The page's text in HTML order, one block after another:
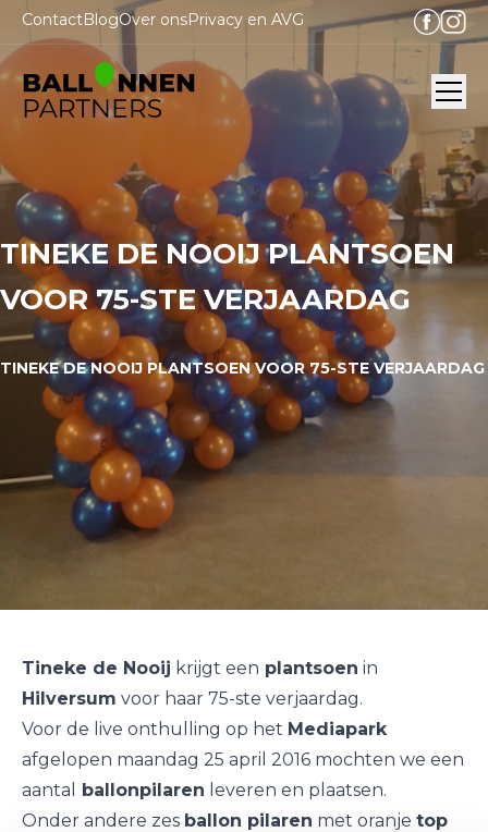
ContactBlogOver onsPrivacy en AVG
TINEKE DE NOOIJ PLANTSOEN
VOOR 75-STE VERJAARDAG
TINEKE DE NOOIJ PLANTSOEN VOOR 75-STE VERJAARDAG
Tineke de Nooij krijgt een plantsoen in
Hilversum voor haar 75-ste verjaardag.
Voor de live onthulling op het Mediapark
afgelopen maandag 25 april 2016 mochten we een
aantal
ballonpilaren leveren en plaatsen.
Onder andere zes ballon pilaren met oranje top